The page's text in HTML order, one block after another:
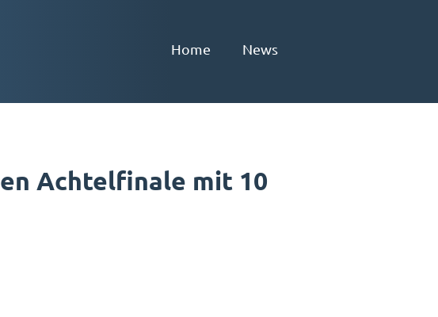
Home News
Achtelfinale mit 10